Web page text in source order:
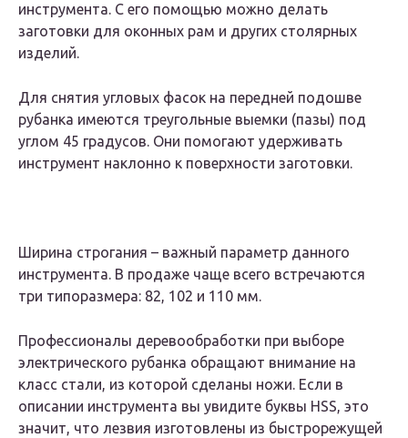
инструмента. С его помощью можно делать
заготовки для оконных рам и других столярных
изделий.
Для снятия угловых фасок на передней подошве
рубанка имеются треугольные выемки (пазы) под
углом 45 градусов. Они помогают удерживать
инструмент наклонно к поверхности заготовки.
Ширина строгания – важный параметр данного
инструмента. В продаже чаще всего встречаются
три типоразмера: 82, 102 и 110 мм.
Профессионалы деревообработки при выборе
электрического рубанка обращают внимание на
класс стали, из которой сделаны ножи. Если в
описании инструмента вы увидите буквы HSS, это
значит, что лезвия изготовлены из быстрорежущей